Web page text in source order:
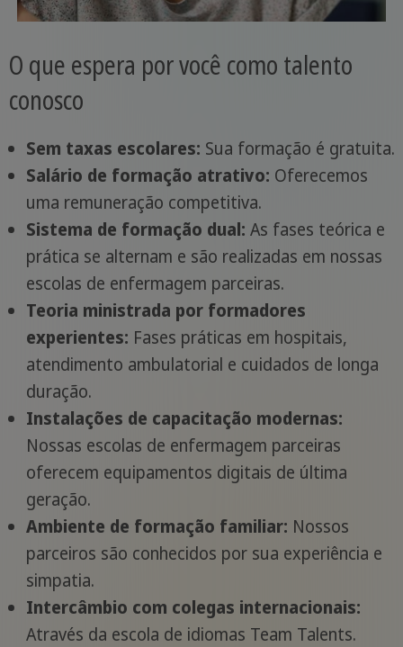
O que espera por você como talento
conosco
Sem taxas escolares: Sua formação é gratuita.
Salário de formação atrativo: Oferecemos
uma remuneração competitiva.
Sistema de formação dual: As fases teórica e
prática se alternam e são realizadas em nossas
escolas de enfermagem parceiras.
Teoria ministrada por formadores
experientes: Fases práticas em hospitais,
atendimento ambulatorial e cuidados de longa
duração.
Instalações de capacitação modernas:
Nossas escolas de enfermagem parceiras
oferecem equipamentos digitais de última
geração.
Ambiente de formação familiar: Nossos
parceiros são conhecidos por sua experiência e
simpatia.
Intercâmbio com colegas internacionais:
Através da escola de idiomas Team Talents.